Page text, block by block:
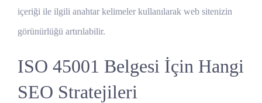
içeriği ile ilgili anahtar kelimeler kullanılarak web sitenizin
görünürlüğü artırılabilir.
ISO 45001 Belgesi İçin Hangi
SEO Stratejileri